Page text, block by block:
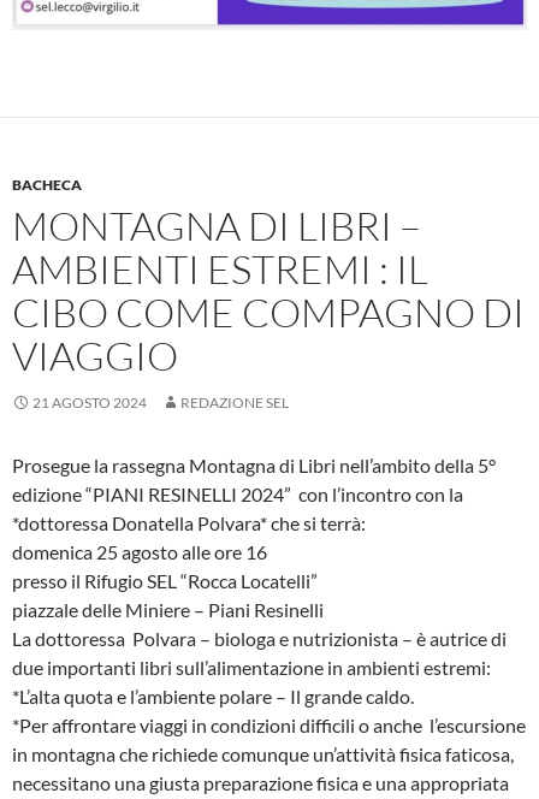
BACHECA
MONTAGNA DI LIBRI –
AMBIENTI ESTREMI : IL
CIBO COME COMPAGNO DI
VIAGGIO
21 AGOSTO 2024 REDAZIONE SEL
Prosegue la rassegna Montagna di Libri nell’ambito della 5°
edizione “PIANI RESINELLI 2024” con l’incontro con la
*dottoressa Donatella Polvara* che si terrà:
domenica 25 agosto alle ore 16
presso il Rifugio SEL “Rocca Locatelli”
piazzale delle Miniere – Piani Resinelli
La dottoressa Polvara – biologa e nutrizionista – è autrice di
due importanti libri sull’alimentazione in ambienti estremi:
*L’alta quota e l’ambiente polare – Il grande caldo.
*Per affrontare viaggi in condizioni difficili o anche l’escursione
in montagna che richiede comunque un’attività fisica faticosa,
necessitano una giusta preparazione fisica e una appropriata